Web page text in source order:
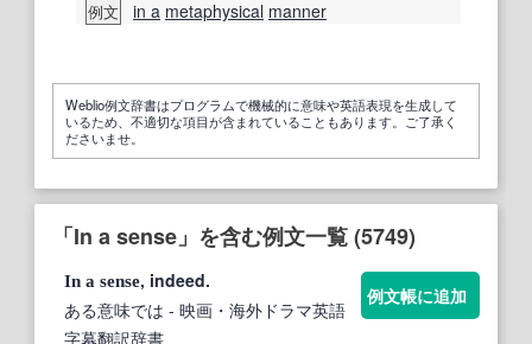
例文 in a metaphysical manner
Weblio例文辞書はプログラムで機械的に意味や英語表現を生成して
いるため、不適切な項目が含まれていることもあります。ご了承く
ださいませ。
「In a sense」を含む例文一覧 (5749)
In a sense, indeed.
ある意味では - 映画・海外ドラマ英語
字幕翻訳辞書
例文帳に追加